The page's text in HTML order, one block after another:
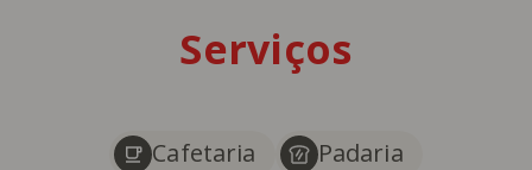
Serviços
Cafetaria
Padaria